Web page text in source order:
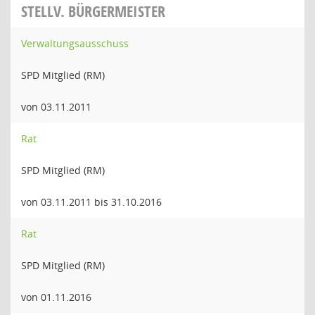
STELLV. BÜRGERMEISTER
Verwaltungsausschuss
SPD Mitglied (RM)
von 03.11.2011
Rat
SPD Mitglied (RM)
von 03.11.2011 bis 31.10.2016
Rat
SPD Mitglied (RM)
von 01.11.2016